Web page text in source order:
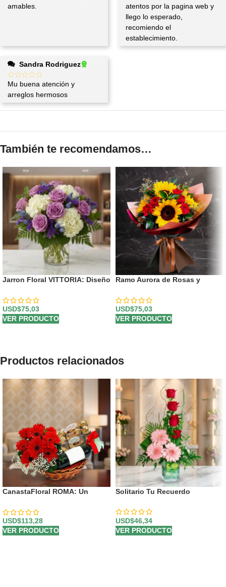
amables.
atentos por la pagina web y
llego lo esperado,
recomiendo el
establecimiento.
Sandra Rodriguez
Mu buena atención y
arreglos hermosos
También te recomendamos…
Jarron Floral VITTORIA: Diseño
Hortensias ⚜️
USD$75,03
VER PRODUCTO
Ramo Aurora de Rosas y
Amor 💖
USD$75,03
VER PRODUCTO
Productos relacionados
CanastaFloral ROMA: Un
Chocolates. 🎁
USD$113,28
VER PRODUCTO
Solitario Tu Recuerdo
USD$46,34
VER PRODUCTO